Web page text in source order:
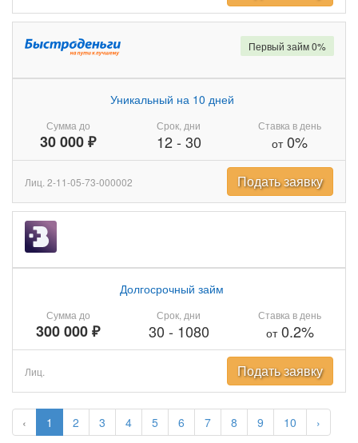
‹ 1 2 3 4 5 6 7 8 9 10 ›
Сумма до
30 000 ₽
Уникальный на 10 дней
Срок, дни
12- 30
Ставка в день
от0%
Первый займ 0%
Лиц. 2-11-05-73-000002 Подать заявку
Сумма до
300 000 ₽
Долгосрочный займ
Срок, дни
30 - 1080
Ставка в день
от0.2%
Лиц. Подать заявку